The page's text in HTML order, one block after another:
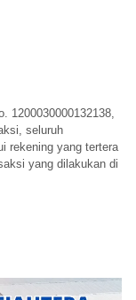
1200030000132138,
seluruh
rekening yang tertera
yang dilakukan di